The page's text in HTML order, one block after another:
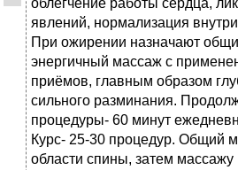
облегчение работы сердца,
явлений, нормализация
При ожирении назначают
энергичный массаж с
приёмов, главным образом
сильного разминания.
процедуры- 60 минут
Курс- 25-30 процедур. Общий
области спины, затем